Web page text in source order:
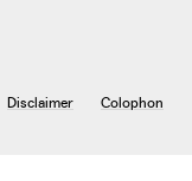
Disclaimer Colophon